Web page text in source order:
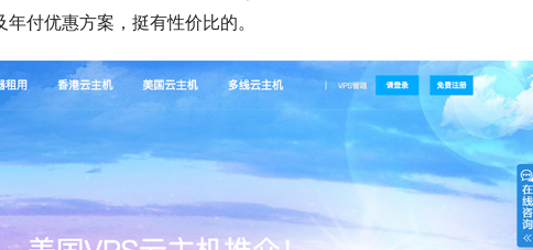
付优惠方案，挺有性价比的。